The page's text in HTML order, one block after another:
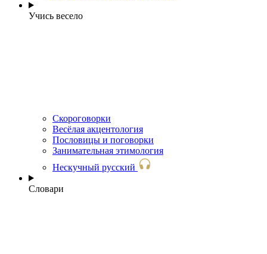
Учись весело
Скороговорки
Весёлая акцентология
Пословицы и поговорки
Занимательная этимология
Нескучный русский
Словари